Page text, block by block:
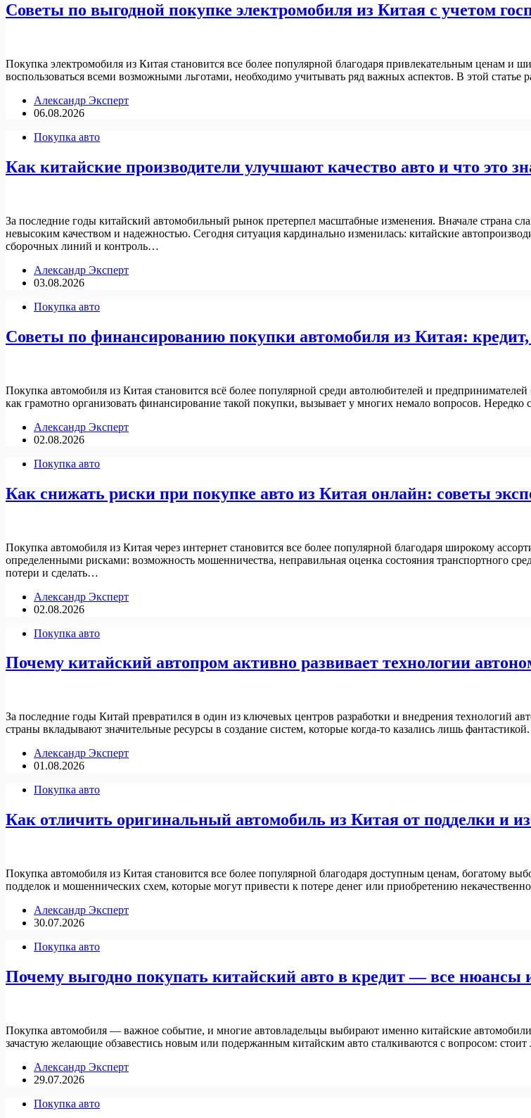
Советы по выгодной покупке электромобиля из Китая с учетом
Покупка электромобиля из Китая становится все более популярной благодаря привлекательным ценам
воспользоваться всеми возможными льготами, необходимо учитывать ряд важных аспектов. В этой
Александр Эксперт
06.08.2026
Покупка авто
Как китайские производители улучшают качество авто и что это
За последние годы китайский автомобильный рынок претерпел масштабные изменения. Вначале страна
невысоким качеством и надежностью. Сегодня ситуация кардинально изменилась: китайские
сборочных линий и контроль…
Александр Эксперт
03.08.2026
Покупка авто
Советы по финансированию покупки автомобиля из Китая: кредит,
Покупка автомобиля из Китая становится всё более популярной среди автолюбителей и
как грамотно организовать финансирование такой покупки, вызывает у многих немало вопросов. Нередко
Александр Эксперт
02.08.2026
Покупка авто
Как снижать риски при покупке авто из Китая онлайн: советы
Покупка автомобиля из Китая через интернет становится все более популярной благодаря широкому
определенными рисками: возможность мошенничества, неправильная оценка состояния транспортного
потери и сделать…
Александр Эксперт
02.08.2026
Покупка авто
Почему китайский автопром активно развивает технологии
За последние годы Китай превратился в один из ключевых центров разработки и внедрения технологий
страны вкладывают значительные ресурсы в создание систем, которые когда-то казались лишь
Александр Эксперт
01.08.2026
Покупка авто
Как отличить оригинальный автомобиль из Китая от подделки и
Покупка автомобиля из Китая становится все более популярной благодаря доступным ценам, богатому
подделок и мошеннических схем, которые могут привести к потере денег или приобретению
Александр Эксперт
30.07.2026
Покупка авто
Почему выгодно покупать китайский авто в кредит — все нюансы
Покупка автомобиля — важное событие, и многие автовладельцы выбирают именно китайские
зачастую желающие обзавестись новым или подержанным китайским авто сталкиваются с вопросом:
Александр Эксперт
29.07.2026
Покупка авто